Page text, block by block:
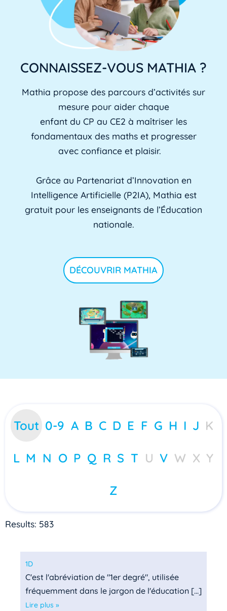
CONNAISSEZ-VOUS MATHIA ?
Mathia propose des parcours d’activités sur
mesure pour aider chaque
enfant du CP au CE2 à maîtriser les
fondamentaux des maths et progresser
avec confiance et plaisir.
Grâce au Partenariat d’Innovation en
Intelligence Artificielle (P2IA), Mathia est
gratuit pour les enseignants de l’Éducation
nationale.
DÉCOUVRIR MATHIA
Tout 0-9 A B C D E F G H I J K
L M N O P Q R S T U V W X Y
Z
Results: 583
1D
C'est l'abréviation de "1er degré", utilisée
fréquemment dans le jargon de l'éducation [...]
Lire plus »